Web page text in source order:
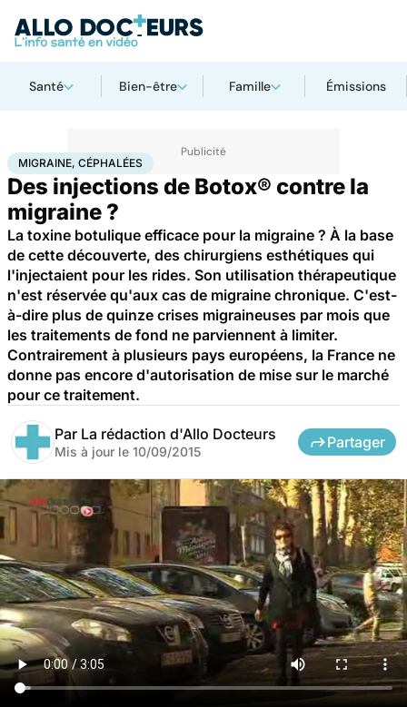
Santé Bien-être Famille Émissions
AccueilSantéMigraine, céphalées
MIGRAINE, CÉPHALÉES
Des injections de Botox® contre la
migraine ?
La toxine botulique efficace pour la migraine ? À la base
de cette découverte, des chirurgiens esthétiques qui
l'injectaient pour les rides. Son utilisation thérapeutique
n'est réservée qu'aux cas de migraine chronique. C'est-
à-dire plus de quinze crises migraineuses par mois que
les traitements de fond ne parviennent à limiter.
Contrairement à plusieurs pays européens, la France ne
donne pas encore d'autorisation de mise sur le marché
pour ce traitement.
Par La rédaction d'Allo Docteurs
Mis à jour le 10/09/2015
Partager